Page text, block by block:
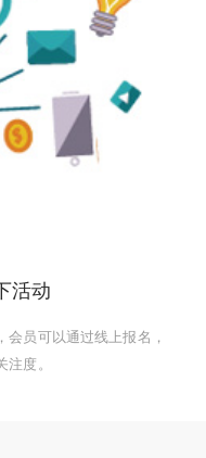
活动
员可以通过线上报名，
度。